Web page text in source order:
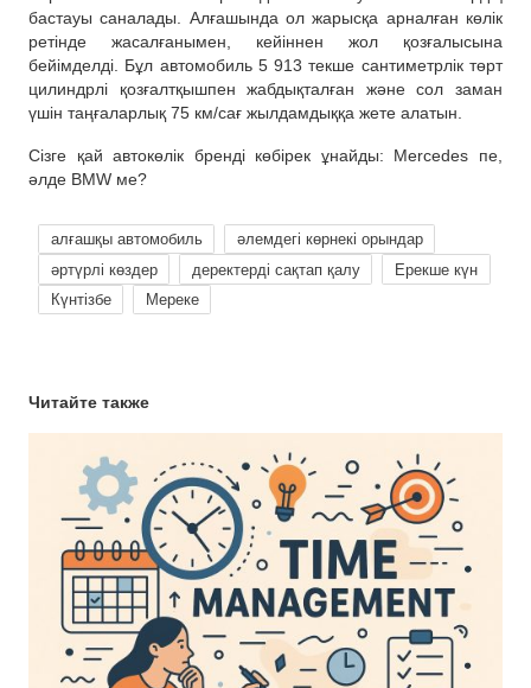
бастауы саналады. Алғашында ол жарысқа арналған көлік
ретінде жасалғанымен, кейіннен жол қозғалысына
бейімделді. Бұл автомобиль 5 913 текше сантиметрлік төрт
цилиндрлі қозғалтқышпен жабдықталған және сол заман
үшін таңғаларлық 75 км/сағ жылдамдыққа жете алатын.
Сізге қай автокөлік бренді көбірек ұнайды: Mercedes пе,
әлде BMW ме?
алғашқы автомобиль
әлемдегі көрнекі орындар
әртүрлі көздер
деректерді сақтап қалу
Ерекше күн
Күнтізбе
Мереке
Читайте также